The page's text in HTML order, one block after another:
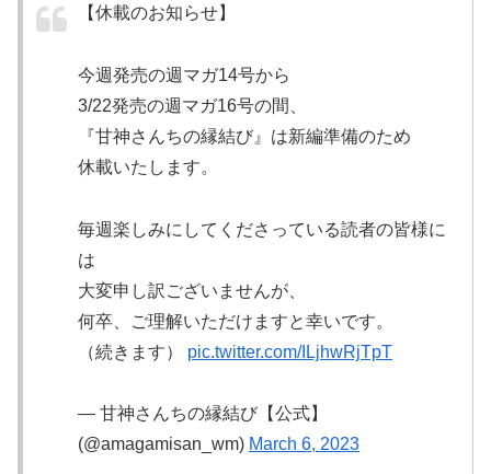
【休載のお知らせ】
今週発売の週マガ14号から
3/22発売の週マガ16号の間、
『甘神さんちの縁結び』は新編準備のため
休載いたします。
毎週楽しみにしてくださっている読者の皆様に
は
大変申し訳ございませんが、
何卒、ご理解いただけますと幸いです。
（続きます） pic.twitter.com/ILjhwRjTpT
— 甘神さんちの縁結び【公式】
(@amagamisan_wm) March 6, 2023